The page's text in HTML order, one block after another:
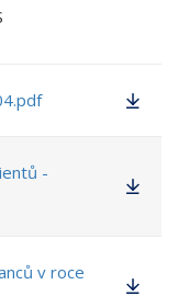
-
v roce